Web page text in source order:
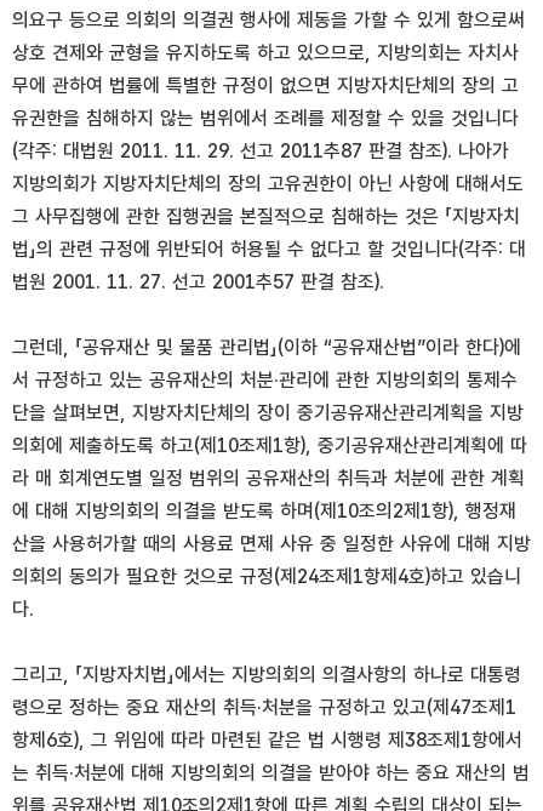
의요구 등으로 의회의 의결권 행사에 제동을 가할 수 있게 함으로써
상호 견제와 균형을 유지하도록 하고 있으므로, 지방의회는 자치사
무에 관하여 법률에 특별한 규정이 없으면 지방자치단체의 장의 고
유권한을 침해하지 않는 범위에서 조례를 제정할 수 있을 것입니다
(각주: 대법원 2011. 11. 29. 선고 2011추87 판결 참조). 나아가
지방의회가 지방자치단체의 장의 고유권한이 아닌 사항에 대해서도
그 사무집행에 관한 집행권을 본질적으로 침해하는 것은 「지방자치
법」의 관련 규정에 위반되어 허용될 수 없다고 할 것입니다(각주: 대
법원 2001. 11. 27. 선고 2001추57 판결 참조).
그런데, 「공유재산 및 물품 관리법」(이하 “공유재산법”이라 한다)에
서 규정하고 있는 공유재산의 처분·관리에 관한 지방의회의 통제수
단을 살펴보면, 지방자치단체의 장이 중기공유재산관리계획을 지방
의회에 제출하도록 하고(제10조제1항), 중기공유재산관리계획에 따
라 매 회계연도별 일정 범위의 공유재산의 취득과 처분에 관한 계획
에 대해 지방의회의 의결을 받도록 하며(제10조의2제1항), 행정재
산을 사용허가할 때의 사용료 면제 사유 중 일정한 사유에 대해 지방
의회의 동의가 필요한 것으로 규정(제24조제1항제4호)하고 있습니
다.
그리고, 「지방자치법」에서는 지방의회의 의결사항의 하나로 대통령
령으로 정하는 중요 재산의 취득·처분을 규정하고 있고(제47조제1
항제6호), 그 위임에 따라 마련된 같은 법 시행령 제38조제1항에서
는 취득·처분에 대해 지방의회의 의결을 받아야 하는 중요 재산의 범
위를 공유재산법 제10조의2제1항에 따른 계획 수립의 대상이 되는